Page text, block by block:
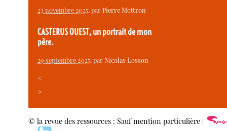
23 novembre 2025, parPierre Mottron
CASTERUS OUEST, un portrait de mon
père.
29 septembre 2025, parNicolas Losson
<
>
© la revue des ressources : Sauf mention particulière |